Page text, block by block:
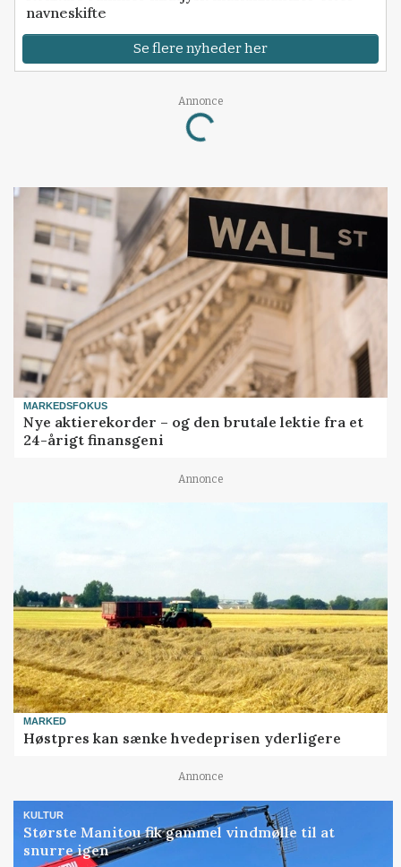
navneskifte
Se flere nyheder her
Annonce
Loading...
MARKEDSFOKUS
Nye aktierekorder – og den brutale lektie fra et
24-årigt finansgeni
Annonce
MARKED
Høstpres kan sænke hvedeprisen yderligere
Annonce
KULTUR
Største Manitou fik gammel vindmølle til at
snurre igen